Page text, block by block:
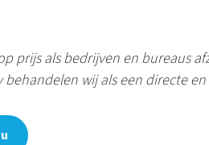
prijs als bedrijven en bureaus
behandelen wij als een directe